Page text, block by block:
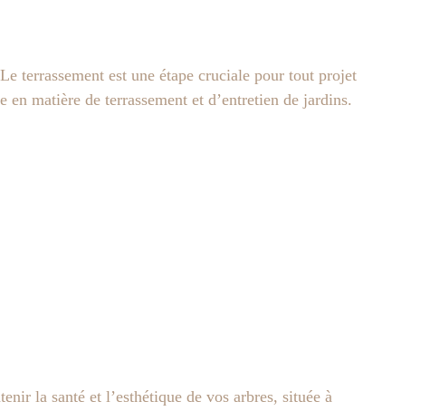
terrassement est une étape cruciale pour tout projet
matière de terrassement et d’entretien de jardins.
la santé et l’esthétique de vos arbres, située à